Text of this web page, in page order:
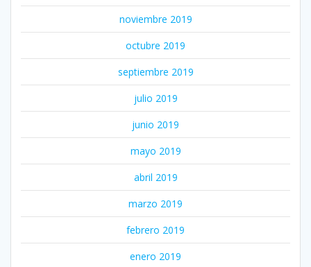
noviembre 2019
octubre 2019
septiembre 2019
julio 2019
junio 2019
mayo 2019
abril 2019
marzo 2019
febrero 2019
enero 2019